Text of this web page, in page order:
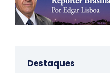
Destaques